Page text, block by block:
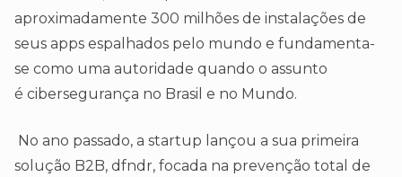
aproximadamente 300 milhões de instalações de
seus apps espalhados pelo mundo e fundamenta-
se como uma autoridade quando o assunto
é cibersegurança no Brasil e no Mundo.
No ano passado, a startup lançou a sua primeira
solução B2B, dfndr, focada na prevenção total de